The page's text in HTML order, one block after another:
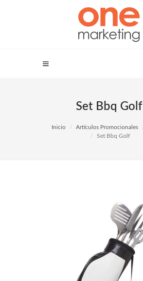
Set Bbq Golf
Inicio Artículos Promocionales
Set Bbq Golf